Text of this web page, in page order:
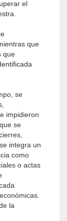
el
que
que
se
impidieron
se
integra un
como
o actas
la